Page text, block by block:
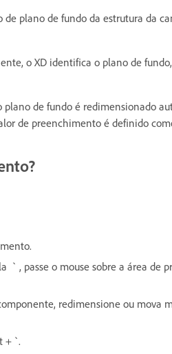
plano de fundo da estrutura da
o XD identifica o plano de
de fundo é redimensionado
de preenchimento é definido
, passe o mouse sobre a área de
redimensione ou mova
+ `.